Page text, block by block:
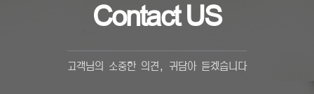
Contact US
고객님의 소중한 의견, 귀담아 듣겠습니다